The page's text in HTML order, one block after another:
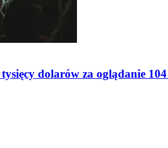
dolarów za oglądanie